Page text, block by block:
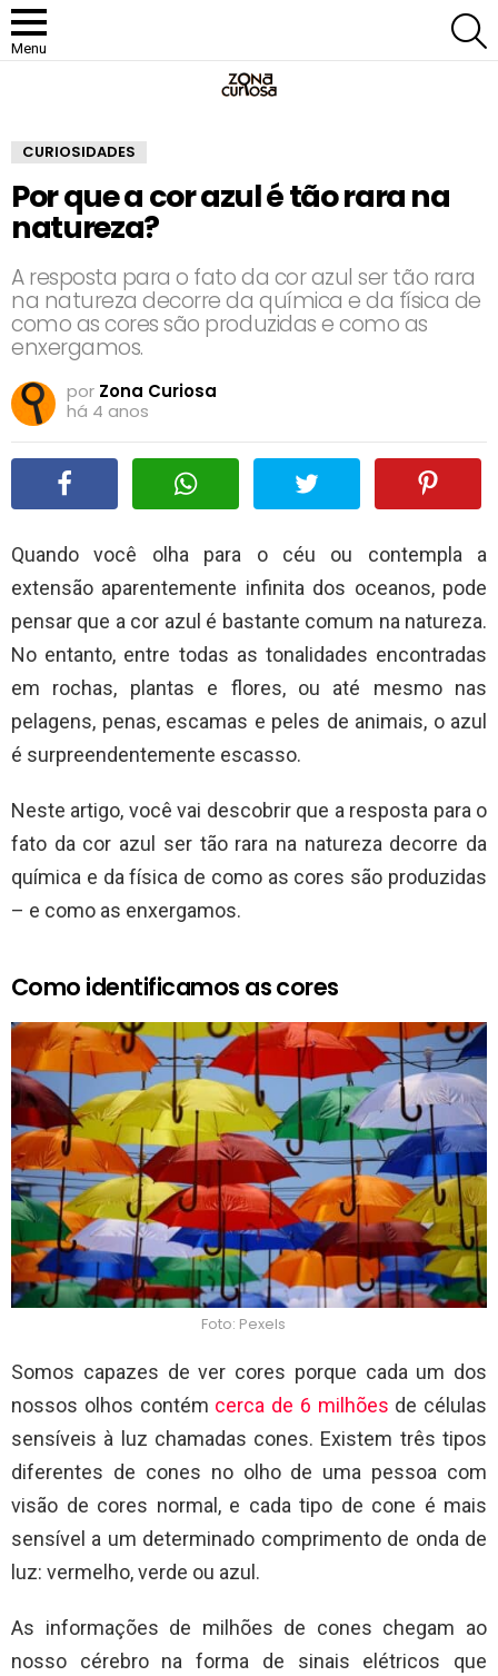
Menu
CURIOSIDADES
Por que a cor azul é tão rara na
natureza?
A resposta para o fato da cor azul ser tão rara
na natureza decorre da química e da física de
como as cores são produzidas e como as
enxergamos.
por Zona Curiosa
há 4 anos
Quando você olha para o céu ou contempla a
extensão aparentemente infinita dos oceanos, pode
pensar que a cor azul é bastante comum na natureza.
No entanto, entre todas as tonalidades encontradas
em rochas, plantas e flores, ou até mesmo nas
pelagens, penas, escamas e peles de animais, o azul
é surpreendentemente escasso.
Neste artigo, você vai descobrir que a resposta para o
fato da cor azul ser tão rara na natureza decorre da
química e da física de como as cores são produzidas
– e como as enxergamos.
Como identificamos as cores
Foto: Pexels
Somos capazes de ver cores porque cada um dos
nossos olhos contém cerca de 6 milhões de células
sensíveis à luz chamadas cones. Existem três tipos
diferentes de cones no olho de uma pessoa com
visão de cores normal, e cada tipo de cone é mais
sensível a um determinado comprimento de onda de
luz: vermelho, verde ou azul.
As informações de milhões de cones chegam ao
nosso cérebro na forma de sinais elétricos que